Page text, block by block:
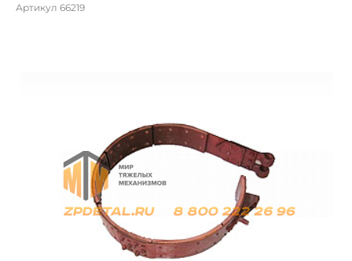
Артикул 66219